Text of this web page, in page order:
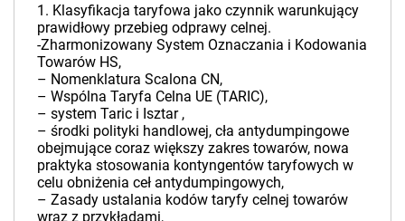
1. Klasyfikacja taryfowa jako czynnik warunkujący
prawidłowy przebieg odprawy celnej.
-Zharmonizowany System Oznaczania i Kodowania
Towarów HS,
– Nomenklatura Scalona CN,
– Wspólna Taryfa Celna UE (TARIC),
– system Taric i Isztar ,
– środki polityki handlowej, cła antydumpingowe
obejmujące coraz większy zakres towarów, nowa
praktyka stosowania kontyngentów taryfowych w
celu obniżenia ceł antydumpingowych,
– Zasady ustalania kodów taryfy celnej towarów
wraz z przykładami,